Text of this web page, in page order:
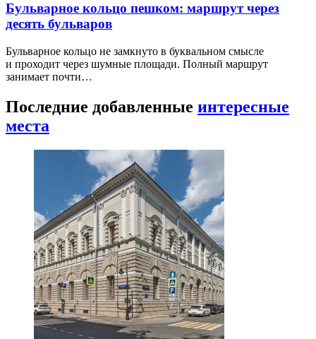
Бульварное кольцо пешком: маршрут через
десять бульваров
Бульварное кольцо не замкнуто в буквальном смысле
и проходит через шумные площади. Полный маршрут
занимает почти…
Последние добавленные интересные
места